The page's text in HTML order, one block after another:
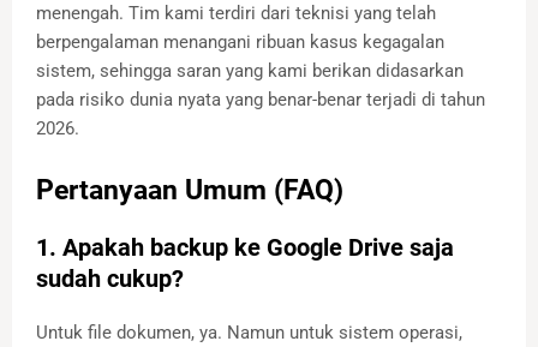
menengah. Tim kami terdiri dari teknisi yang telah
berpengalaman menangani ribuan kasus kegagalan
sistem, sehingga saran yang kami berikan didasarkan
pada risiko dunia nyata yang benar-benar terjadi di tahun
2026.
Pertanyaan Umum (FAQ)
1. Apakah backup ke Google Drive saja
sudah cukup?
Untuk file dokumen, ya. Namun untuk sistem operasi,